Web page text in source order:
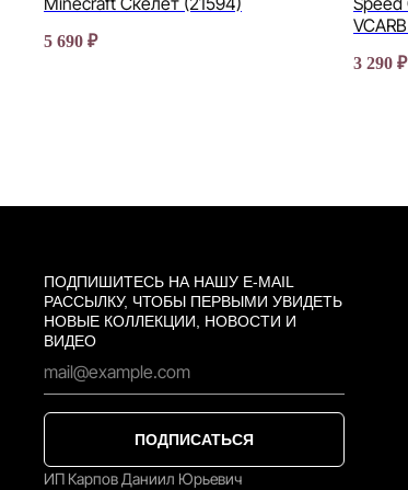
5 690 ₽
3 290 ₽
ПОДПИШИТЕСЬ НА НАШУ E-MAIL
РАССЫЛКУ, ЧТОБЫ ПЕРВЫМИ УВИДЕТЬ
НОВЫЕ КОЛЛЕКЦИИ, НОВОСТИ И
ВИДЕО
ПОДПИСАТЬСЯ
ИП Карпов Даниил Юрьевич